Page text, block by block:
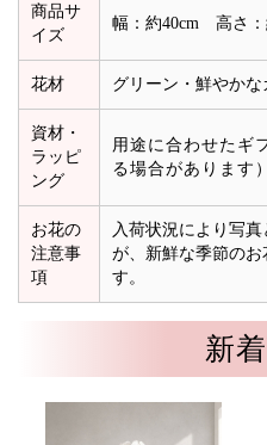
商品サ
イズ
幅：約40cm 高さ：
花材 グリーン・鮮やか
資材・
ラッピ
ング
用途に合わせたギ
る場合があります）
お花の
注意事
項
入荷状況により写
が、新鮮な季節のお
す。
新